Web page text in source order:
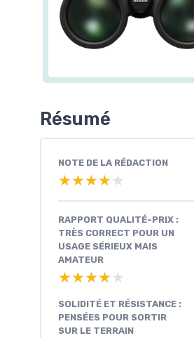
Résumé
NOTE DE LA RÉDACTION
★★★★★
★★★★★
RAPPORT QUALITÉ-PRIX :
TRÈS CORRECT POUR UN
USAGE SÉRIEUX MAIS
AMATEUR
★★★★★
★★★★★
SOLIDITÉ ET RÉSISTANCE :
PENSÉES POUR SORTIR
SUR LE TERRAIN